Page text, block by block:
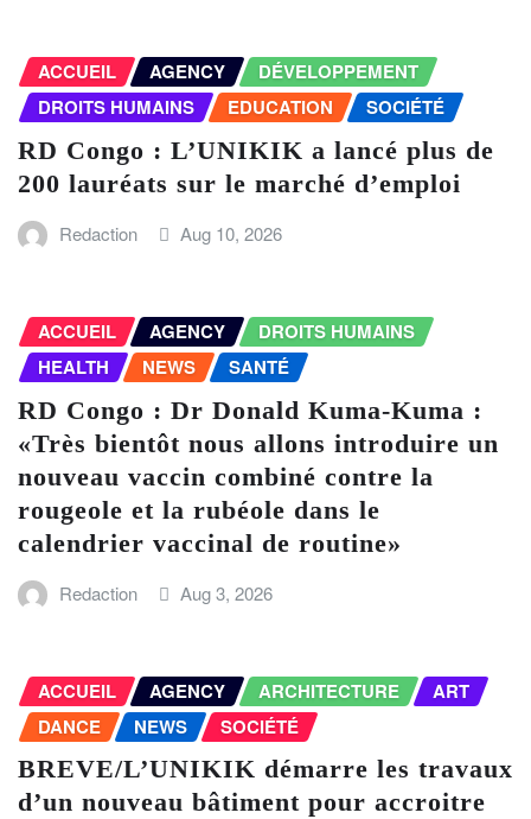
ACCUEIL AGENCY
DÉVELOPPEMENT
DROITS HUMAINS
EDUCATION SOCIÉTÉ
RD Congo : L’UNIKIK a lancé plus de
200 lauréats sur le marché d’emploi
Redaction Aug 10, 2026
ACCUEIL AGENCY
DROITS HUMAINS
HEALTH
NEWS SANTÉ
RD Congo : Dr Donald Kuma-Kuma :
«Très bientôt nous allons introduire un
nouveau vaccin combiné contre la
rougeole et la rubéole dans le
calendrier vaccinal de routine»
Redaction Aug 3, 2026
ACCUEIL AGENCY ARCHITECTURE
ART
DANCE
NEWS SOCIÉTÉ
BREVE/L’UNIKIK démarre les travaux
d’un nouveau bâtiment pour accroitre